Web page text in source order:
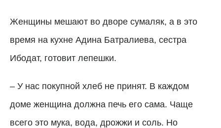
Женщины мешают во дворе сумаляк, а в это
время на кухне Адина Батралиева, сестра
Ибодат, готовит лепешки.
– У нас покупной хлеб не принят. В каждом
доме женщина должна печь его сама. Чаще
всего это мука, вода, дрожжи и соль. Но